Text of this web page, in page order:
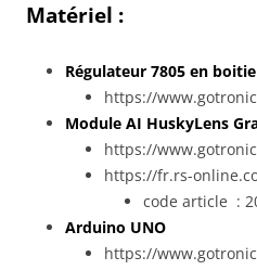
Matériel :
Régulateur 7805 en
https://
Module AI HuskyLens
https://
https://fr.rs-
code article :
Arduino UNO
https://